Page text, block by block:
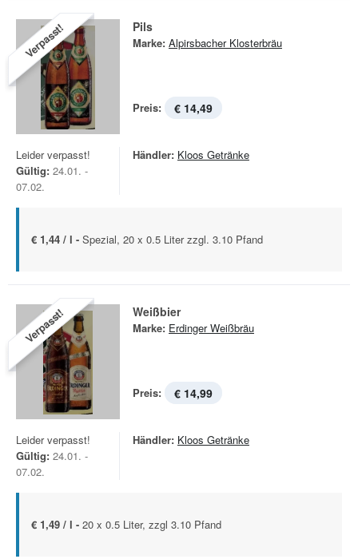
Verpasst! Pils
Marke: Alpirsbacher Klosterbräu
Preis: € 14,49
Leider verpasst!
Gültig: 24.01. -
07.02.
Händler: Kloos Getränke
€ 1,44 / l - Spezial, 20 x 0.5 Liter zzgl. 3.10 Pfand
Verpasst! Weißbier
Marke: Erdinger Weißbräu
Preis: € 14,99
Leider verpasst!
Gültig: 24.01. -
07.02.
Händler: Kloos Getränke
€ 1,49 / l - 20 x 0.5 Liter, zzgl 3.10 Pfand